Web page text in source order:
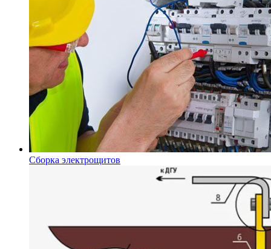
Сборка электрощитов